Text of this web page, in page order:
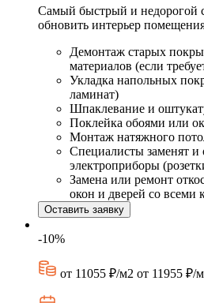
Самый быстрый и недорогой
обновить интерьер
Демонтаж старых
материалов (если
Укладка напольных
ламинат)
Шпаклевание и
Поклейка обоями или
Монтаж натяжного
Специалисты заменят и
электроприборы
Замена или ремонт
окон и дверей со
Оставить заявку
-10%
от 11055 ₽/м2 от 11955 ₽/